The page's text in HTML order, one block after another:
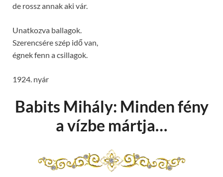
de rossz annak aki vár.
Unatkozva ballagok.
Szerencsére szép idő van,
égnek fenn a csillagok.
1924. nyár
Babits Mihály: Minden fény
a vízbe mártja…